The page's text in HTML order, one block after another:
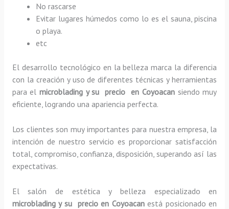
No rascarse
Evitar lugares húmedos como lo es el sauna, piscina
o playa.
etc
El desarrollo tecnológico en la belleza marca la diferencia
con la creación y uso de diferentes técnicas y herramientas
para elmicroblading y su precio en Coyoacan siendo muy
eficiente, logrando una apariencia perfecta.
Los clientes son muy importantes para nuestra empresa, la
intención de nuestro servicio es proporcionar satisfacción
total, compromiso, confianza, disposición, superando así las
expectativas.
El salón de estética y belleza especializado en
microblading y su precio en Coyoacanestá posicionado en